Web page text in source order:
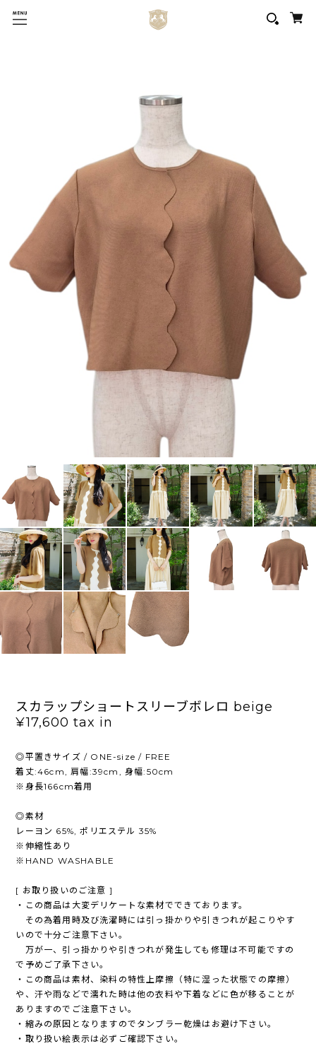
スカラップショートスリーブボレロ beige
¥17,600 tax in
◎平置きサイズ / ONE-size / FREE
着丈:46cm, 肩幅:39cm, 身幅:50cm
※身長166cm着用
◎素材
レーヨン 65%, ポリエステル 35%
※伸縮性あり
※HAND WASHABLE
[ お取り扱いのご注意 ]
・この商品は大変デリケートな素材でできております。
その為着用時及び洗濯時には引っ掛かりや引きつれが起こりやす
いので十分ご注意下さい。
万が一、引っ掛かりや引きつれが発生しても修理は不可能ですの
で予めご了承下さい。
・この商品は素材、染料の特性上摩擦（特に湿った状態での摩擦）
や、汗や雨などで濡れた時は他の衣料や下着などに色が移ることが
ありますのでご注意下さい。
・縮みの原因となりますのでタンブラー乾燥はお避け下さい。
・取り扱い絵表示は必ずご確認下さい。